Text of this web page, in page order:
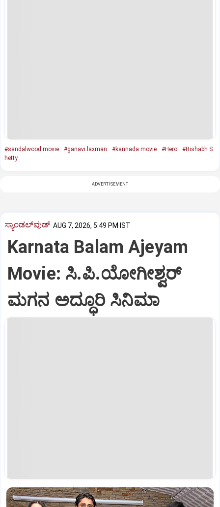
#sandalwood movie #ganavi laxman #kannada movie #Hero
#Rishabh S
hetty
ADVERTISEMENT
ಸ್ಯಾಂಡಲ್‌ವುಡ್‌ AUG 7, 2026, 5:49 PM IST
Karnata Balam Ajeyam
Movie: ಸಿ.ಪಿ.ಯೋಗೀಶ್ವರ್‌
ಮಗನ ಅದ್ಧೂರಿ ಸಿನಿಮಾ